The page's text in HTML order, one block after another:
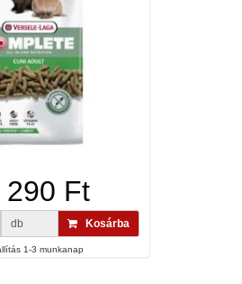
290 Ft
db
Kosárba
1-3 munkanap